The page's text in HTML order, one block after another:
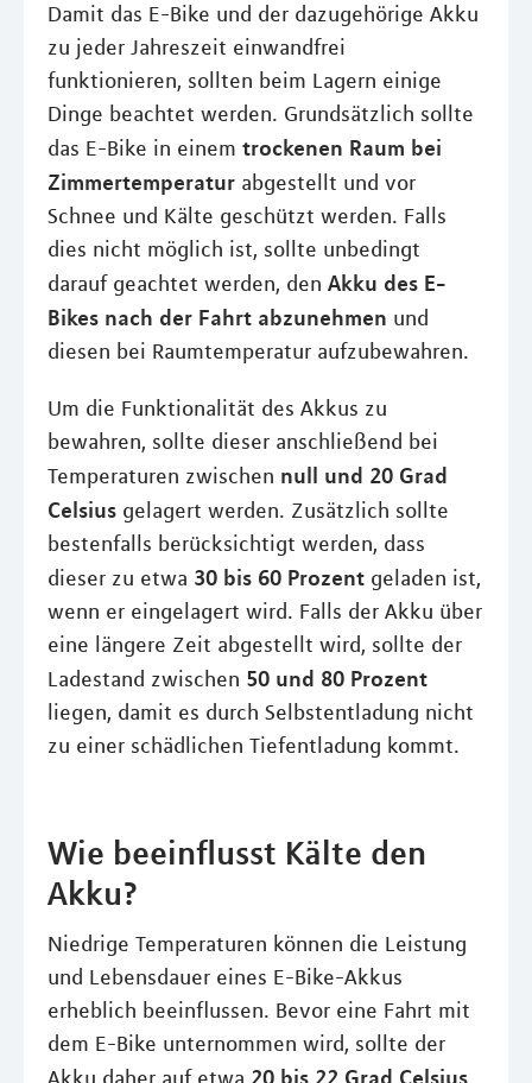
Damit das E-Bike und der dazugehörige Akku
zu jeder Jahreszeit einwandfrei
funktionieren, sollten beim Lagern einige
Dinge beachtet werden. Grundsätzlich sollte
das E-Bike in einem trockenen Raum bei
Zimmertemperatur abgestellt und vor
Schnee und Kälte geschützt werden. Falls
dies nicht möglich ist, sollte unbedingt
darauf geachtet werden, den Akku des E-
Bikes nach der Fahrt abzunehmen und
diesen bei Raumtemperatur aufzubewahren.
Um die Funktionalität des Akkus zu
bewahren, sollte dieser anschließend bei
Temperaturen zwischen null und 20 Grad
Celsius gelagert werden. Zusätzlich sollte
bestenfalls berücksichtigt werden, dass
dieser zu etwa 30 bis 60 Prozent geladen ist,
wenn er eingelagert wird. Falls der Akku über
eine längere Zeit abgestellt wird, sollte der
Ladestand zwischen 50 und 80 Prozent
liegen, damit es durch Selbstentladung nicht
zu einer schädlichen Tiefentladung kommt.
Wie beeinflusst Kälte den
Akku?
Niedrige Temperaturen können die Leistung
und Lebensdauer eines E-Bike-Akkus
erheblich beeinflussen. Bevor eine Fahrt mit
dem E-Bike unternommen wird, sollte der
20 bis 22 Grad Celsius